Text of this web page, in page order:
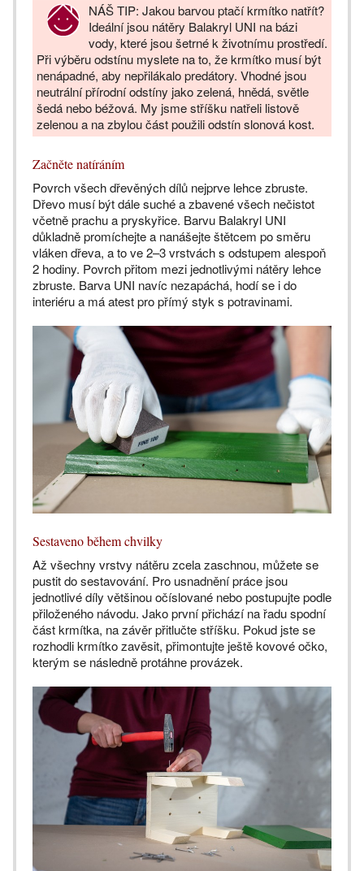
NÁŠ TIP: Jakou barvou ptačí krmítko natřít?
Ideální jsou nátěry Balakryl UNI na bázi
vody, které jsou šetrné k životnímu prostředí.
Při výběru odstínu myslete na to, že krmítko musí být
nenápadné, aby nepřilákalo predátory. Vhodné jsou
neutrální přírodní odstíny jako zelená, hnědá, světle
šedá nebo béžová. My jsme stříšku natřeli listově
zelenou a na zbylou část použili odstín slonová kost.
Začněte natíráním
Povrch všech dřevěných dílů nejprve lehce zbruste.
Dřevo musí být dále suché a zbavené všech nečistot
včetně prachu a pryskyřice. Barvu Balakryl UNI
důkladně promíchejte a nanášejte štětcem po směru
vláken dřeva, a to ve 2–3 vrstvách s odstupem alespoň
2 hodiny. Povrch přitom mezi jednotlivými nátěry lehce
zbruste. Barva UNI navíc nezapáchá, hodí se i do
interiéru a má atest pro přímý styk s potravinami.
Sestaveno během chvilky
Až všechny vrstvy nátěru zcela zaschnou, můžete se
pustit do sestavování. Pro usnadnění práce jsou
jednotlivé díly většinou očíslované nebo postupujte podle
přiloženého návodu. Jako první přichází na řadu spodní
část krmítka, na závěr přitlučte stříšku. Pokud jste se
rozhodli krmítko zavěsit, přimontujte ještě kovové očko,
kterým se následně protáhne provázek.